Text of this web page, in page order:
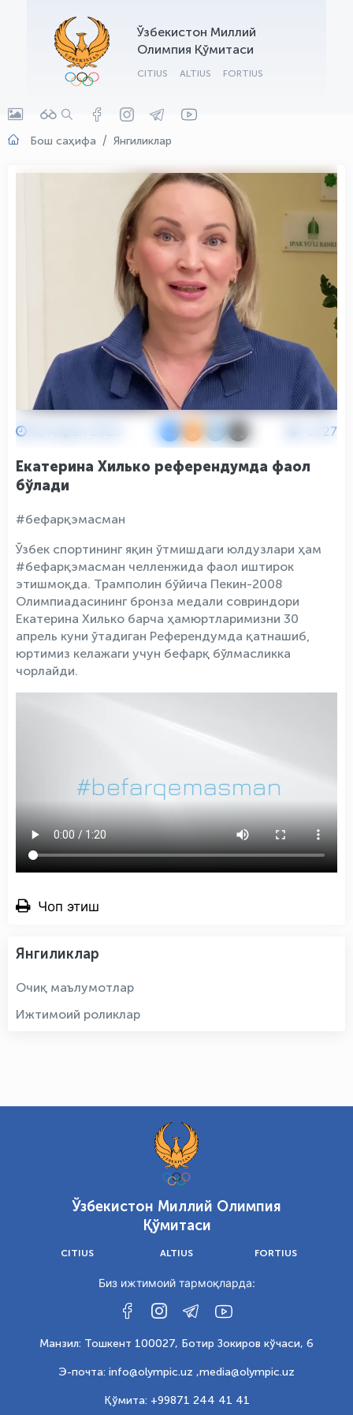
Ўзбекистон Миллий
Олимпия Қўмитаси
CITIUS ALTIUS FORTIUS
Бош саҳифа Янгиликлар
2727
Екатерина Хилько референдумда фаол
бўлади
#бефарқэмасман
Ўзбек спортининг яқин ўтмишдаги юлдузлари ҳам
#бефарқэмасман челленжида фаол иштирок
этишмоқда. Трамполин бўйича Пекин-2008
Олимпиадасининг бронза медали совриндори
Екатерина Хилько барча ҳамюртларимизни 30
апрель куни ўтадиган Референдумда қатнашиб,
юртимиз келажаги учун бефарқ бўлмасликка
чорлайди.
Чоп этиш
Янгиликлар
Очиқ маълумотлар
Ижтимоий роликлар
Ўзбекистон Миллий Олимпия
Қўмитаси
CITIUS ALTIUS FORTIUS
Биз ижтимоий тармоқларда:
Манзил: Тошкент 100027, Ботир Зокиров кўчаси, 6
Э-почта: info@olympic.uz ,media@olympic.uz
Қўмита: +99871 244 41 41
OLYMPCHIK AI - yordamchi
Онлайн · olympic.uz